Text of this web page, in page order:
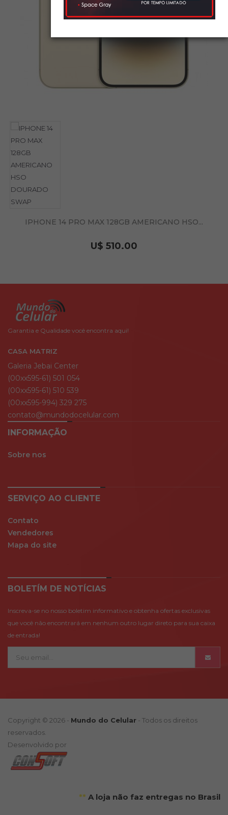
IPHONE 14 PRO MAX 128GB AMERICANO HSO...
U$ 510.00
Garantia e Qualidade você encontra aqui!
CASA MATRIZ
Galeria Jebai Center
(00xx595-61) 501 054
(00xx595-61) 510 539
(00xx595-994) 329 275
contato@mundodocelular.com
INFORMAÇÃO
Sobre nos
SERVIÇO AO CLIENTE
Contato
Vendedores
Mapa do site
BOLETÍM DE NOTÍCIAS
Inscreva-se no nosso boletim informativo e obtenha ofertas exclusivas
que você não encontrará em nenhum outro lugar direto para sua caixa
de entrada!
Copyright © 2026 - Mundo do Celular - Todos os direitos
reservados.
Desenvolvido por
** A loja não faz entregas no Brasil